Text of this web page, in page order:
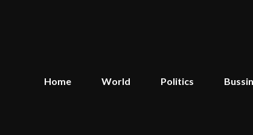
Home World Politics